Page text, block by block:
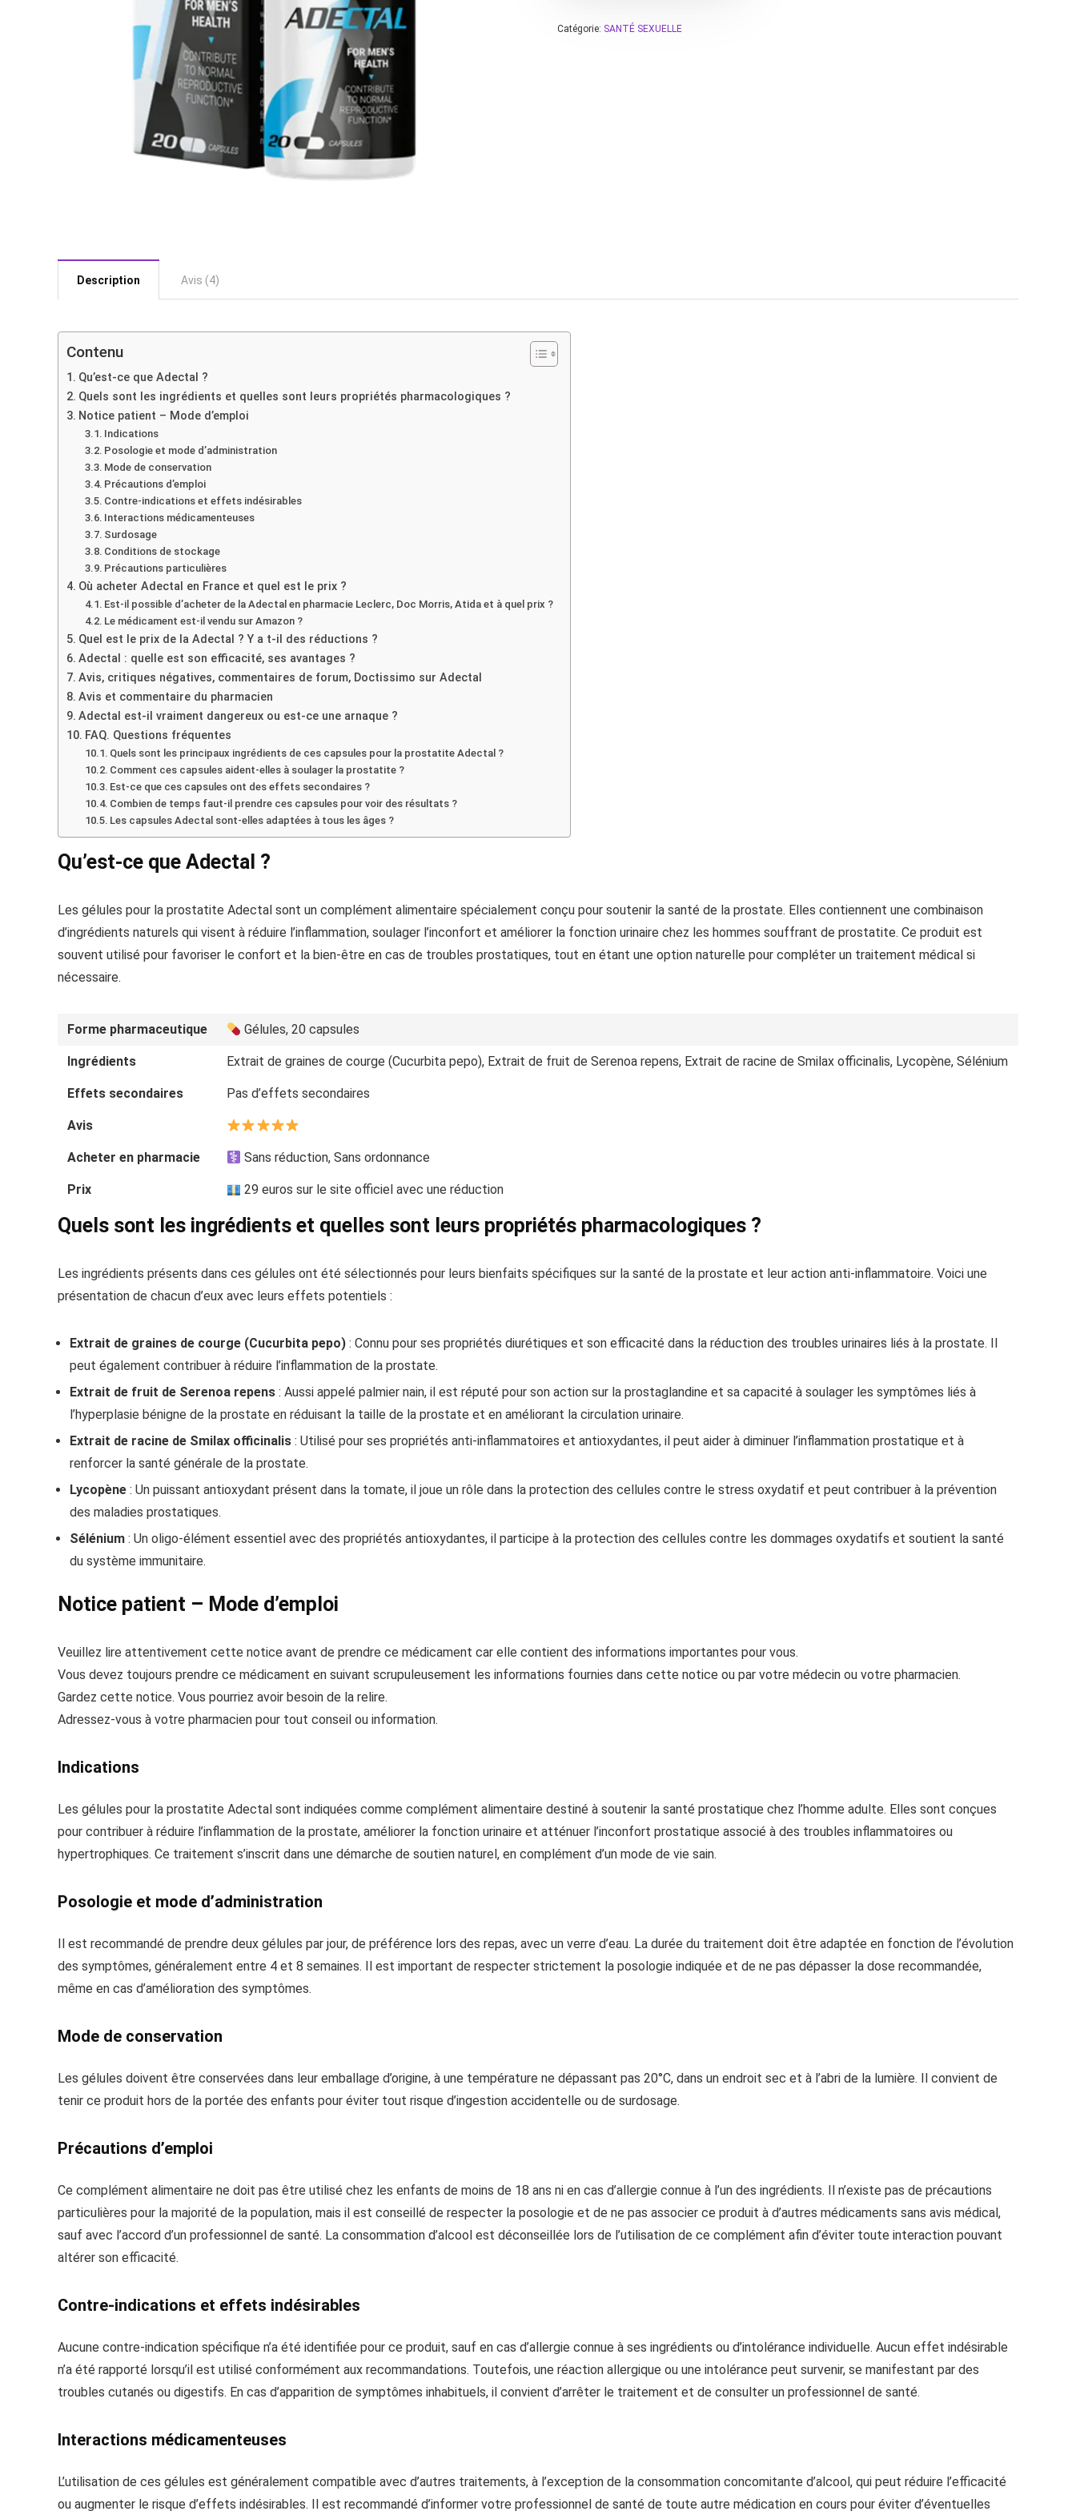
Catégorie: SANTÉ SEXUELLE
Description Avis (4)
Contenu
Qu’est-ce que Adectal ?
Quels sont les ingrédients et quelles sont leurs propriétés pharmacologiques ?
Notice patient – Mode d’emploi
Indications
Posologie et mode d’administration
Mode de conservation
Précautions d’emploi
Contre-indications et effets indésirables
Interactions médicamenteuses
Surdosage
Conditions de stockage
Précautions particulières
Où acheter Adectal en France et quel est le prix ?
Est-il possible d’acheter de la Adectal en pharmacie Leclerc, Doc Morris, Atida et à quel prix ?
Le médicament est-il vendu sur Amazon ?
Quel est le prix de la Adectal ? Y a t-il des réductions ?
Adectal : quelle est son efficacité, ses avantages ?
Avis, critiques négatives, commentaires de forum, Doctissimo sur Adectal
Avis et commentaire du pharmacien
Adectal est-il vraiment dangereux ou est-ce une arnaque ?
FAQ. Questions fréquentes
Quels sont les principaux ingrédients de ces capsules pour la prostatite Adectal ?
Comment ces capsules aident-elles à soulager la prostatite ?
Est-ce que ces capsules ont des effets secondaires ?
Combien de temps faut-il prendre ces capsules pour voir des résultats ?
Les capsules Adectal sont-elles adaptées à tous les âges ?
Qu’est-ce que Adectal ?
Les gélules pour la prostatite Adectal sont un complément alimentaire spécialement conçu pour soutenir la santé de la prostate. Elles contiennent une combinaison
d’ingrédients naturels qui visent à réduire l’inflammation, soulager l’inconfort et améliorer la fonction urinaire chez les hommes souffrant de prostatite. Ce produit est
souvent utilisé pour favoriser le confort et la bien-être en cas de troubles prostatiques, tout en étant une option naturelle pour compléter un traitement médical si
nécessaire.
Forme pharmaceutique Gélules, 20 capsules
Ingrédients Extrait de graines de courge (Cucurbita pepo), Extrait de fruit de Serenoa repens, Extrait de racine de Smilax officinalis, Lycopène, Sélénium
Effets secondaires Pas d’effets secondaires
Avis
Acheter en pharmacie Sans réduction, Sans ordonnance
Prix 29 euros sur le site officiel avec une réduction
Quels sont les ingrédients et quelles sont leurs propriétés pharmacologiques ?
Les ingrédients présents dans ces gélules ont été sélectionnés pour leurs bienfaits spécifiques sur la santé de la prostate et leur action anti-inflammatoire. Voici une
présentation de chacun d’eux avec leurs effets potentiels :
Extrait de graines de courge (Cucurbita pepo) : Connu pour ses propriétés diurétiques et son efficacité dans la réduction des troubles urinaires liés à la prostate. Il
peut également contribuer à réduire l’inflammation de la prostate.
Extrait de fruit de Serenoa repens : Aussi appelé palmier nain, il est réputé pour son action sur la prostaglandine et sa capacité à soulager les symptômes liés à
l’hyperplasie bénigne de la prostate en réduisant la taille de la prostate et en améliorant la circulation urinaire.
Extrait de racine de Smilax officinalis : Utilisé pour ses propriétés anti-inflammatoires et antioxydantes, il peut aider à diminuer l’inflammation prostatique et à
renforcer la santé générale de la prostate.
Lycopène : Un puissant antioxydant présent dans la tomate, il joue un rôle dans la protection des cellules contre le stress oxydatif et peut contribuer à la prévention
des maladies prostatiques.
Sélénium : Un oligo-élément essentiel avec des propriétés antioxydantes, il participe à la protection des cellules contre les dommages oxydatifs et soutient la santé
du système immunitaire.
Notice patient – Mode d’emploi
Veuillez lire attentivement cette notice avant de prendre ce médicament car elle contient des informations importantes pour vous.
Vous devez toujours prendre ce médicament en suivant scrupuleusement les informations fournies dans cette notice ou par votre médecin ou votre pharmacien.
Gardez cette notice. Vous pourriez avoir besoin de la relire.
Adressez-vous à votre pharmacien pour tout conseil ou information.
Indications
Les gélules pour la prostatite Adectal sont indiquées comme complément alimentaire destiné à soutenir la santé prostatique chez l’homme adulte. Elles sont conçues
pour contribuer à réduire l’inflammation de la prostate, améliorer la fonction urinaire et atténuer l’inconfort prostatique associé à des troubles inflammatoires ou
hypertrophiques. Ce traitement s’inscrit dans une démarche de soutien naturel, en complément d’un mode de vie sain.
Posologie et mode d’administration
Il est recommandé de prendre deux gélules par jour, de préférence lors des repas, avec un verre d’eau. La durée du traitement doit être adaptée en fonction de l’évolution
des symptômes, généralement entre 4 et 8 semaines. Il est important de respecter strictement la posologie indiquée et de ne pas dépasser la dose recommandée,
même en cas d’amélioration des symptômes.
Mode de conservation
Les gélules doivent être conservées dans leur emballage d’origine, à une température ne dépassant pas 20°C, dans un endroit sec et à l’abri de la lumière. Il convient de
tenir ce produit hors de la portée des enfants pour éviter tout risque d’ingestion accidentelle ou de surdosage.
Précautions d’emploi
Ce complément alimentaire ne doit pas être utilisé chez les enfants de moins de 18 ans ni en cas d’allergie connue à l’un des ingrédients. Il n’existe pas de précautions
particulières pour la majorité de la population, mais il est conseillé de respecter la posologie et de ne pas associer ce produit à d’autres médicaments sans avis médical,
sauf avec l’accord d’un professionnel de santé. La consommation d’alcool est déconseillée lors de l’utilisation de ce complément afin d’éviter toute interaction pouvant
altérer son efficacité.
Contre-indications et effets indésirables
Aucune contre-indication spécifique n’a été identifiée pour ce produit, sauf en cas d’allergie connue à ses ingrédients ou d’intolérance individuelle. Aucun effet indésirable
n’a été rapporté lorsqu’il est utilisé conformément aux recommandations. Toutefois, une réaction allergique ou une intolérance peut survenir, se manifestant par des
troubles cutanés ou digestifs. En cas d’apparition de symptômes inhabituels, il convient d’arrêter le traitement et de consulter un professionnel de santé.
Interactions médicamenteuses
L’utilisation de ces gélules est généralement compatible avec d’autres traitements, à l’exception de la consommation concomitante d’alcool, qui peut réduire l’efficacité
ou augmenter le risque d’effets indésirables. Il est recommandé d’informer votre professionnel de santé de toute autre médication en cours pour éviter d’éventuelles